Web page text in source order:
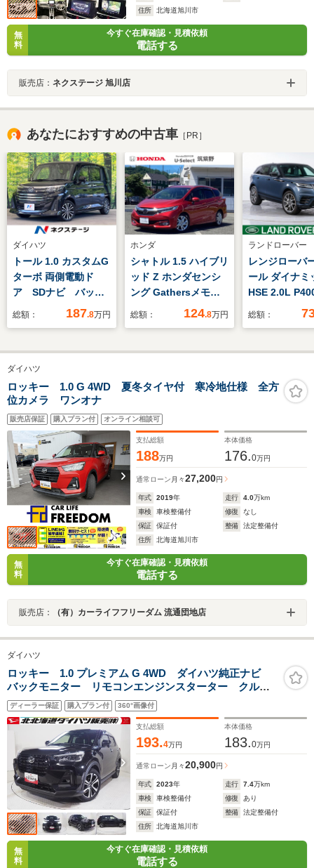
住所
北海道旭川市
無
料
今すぐ在庫確認・見積依頼
電話する
販売店： ネクステージ 旭川店
あなたにおすすめの中古車 ［PR］
ダイハツ
トール 1.0 カスタムG
ターボ 両側電動ド
ア SDナビ バック
カメラ 衝突被害軽減
レコ コーナーセンサ
ー スマートキー
LEDヘッド ビルトイ
ンETC 純正15イン
チアルミ オートライ
ト
総額： 187.8万円
ホンダ
シャトル 1.5 ハイブリ
ッド Z ホンダセンシ
ング Gathersメモリ
ーナビ(VXM-
手席シートヒーター
カットフロントドアガ
付フロントウィンドウ
ガラス
総額： 124.8万円
ランドローバー
レンジローバ
ール ダイナミ
HSE 2.0L
4WD 認定中
レイ 前席シ
ター リアシ
リクライニ
ジング コン
ラブルアンビ
突軽減
総額：
ダイハツ
ロッキー 1.0 G 4WD 夏冬タイヤ付 寒冷地仕様 全方
位カメラ ワンオナ
販売店保証 購入プラン付 オンライン相談可
支払総額
188万円
本体価格
176.0万円
通常ローン 月々27,200円
年式 2019年 走行 4.0万km
車検
車検整備付 修復
なし
保証
保証付 整備
法定整備付
住所
北海道旭川市
無
料
今すぐ在庫確認・見積依頼
電話する
販売店： （有）カーライフフリーダム 流通団地店
ダイハツ
ロッキー 1.0 プレミアム G 4WD ダイハツ純正ナビ
バックモニター リモコンエンジンスターター クルー
ズコントロール LEDヘッドライト 運転席助手席シー
トヒーター 電動パーキングブレーキ アイドリングス
トップ
ディーラー保証 購入プラン付 360°画像付
支払総額
193.4万円
本体価格
183.0万円
通常ローン 月々20,900円
年式 2023年 走行 7.4万km
車検
車検整備付 修復
あり
保証
保証付 整備
法定整備付
住所
北海道旭川市
無
料
今すぐ在庫確認・見積依頼
電話する